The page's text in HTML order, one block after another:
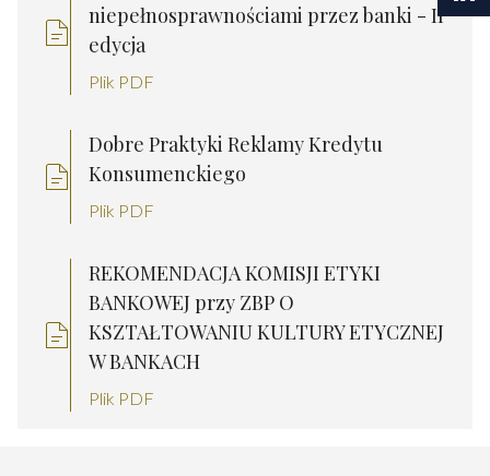
niepełnosprawnościami przez banki - II
edycja
Plik PDF
Dobre Praktyki Reklamy Kredytu
Konsumenckiego
Plik PDF
REKOMENDACJA KOMISJI ETYKI
BANKOWEJ przy ZBP O
KSZTAŁTOWANIU KULTURY ETYCZNEJ
W BANKACH
Plik PDF